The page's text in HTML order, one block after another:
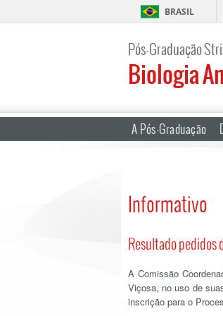
BRASIL
Pós-Graduação
Biologia
A Pós-Graduação
Informativo
Resultado pedidos
A Comissão
Viçosa, no uso de
inscrição para o